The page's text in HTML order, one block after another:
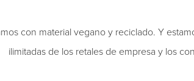
con material vegano y reciclado. Y
ilimitadas de los retales de empresa y los